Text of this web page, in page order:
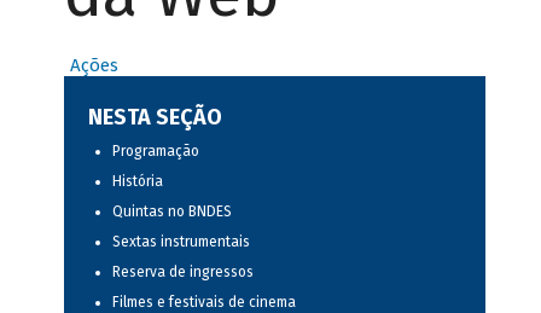
Ações
NESTA SEÇÃO
Programação
História
Quintas no BNDES
Sextas instrumentais
Reserva de ingressos
Filmes e festivais de cinema